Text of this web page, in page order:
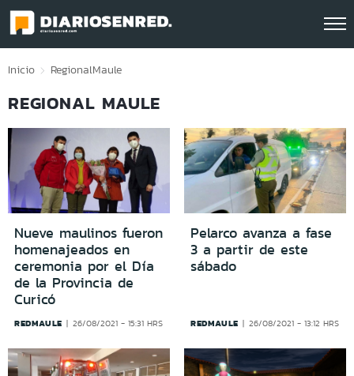
Click acá para ir directamente al contenido
Inicio RegionalMaule
REGIONAL MAULE
Nueve maulinos fueron
homenajeados en
ceremonia por el Día
de la Provincia de
Curicó
REDMAULE 26/08/2021 - 15:31 HRS
Pelarco avanza a fase
3 a partir de este
sábado
REDMAULE 26/08/2021 - 13:12 HRS